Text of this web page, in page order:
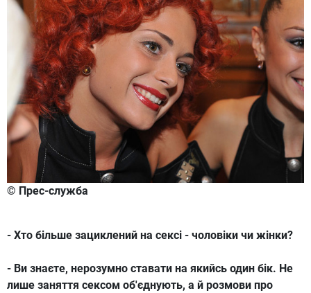
© Прес-служба
- Хто більше зациклений на сексі - чоловіки чи жінки?
- Ви знаєте, нерозумно ставати на якийсь один бік. Не
лише заняття сексом об'єднують, а й розмови про